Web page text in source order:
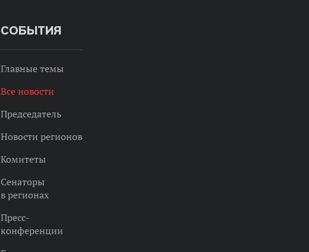
СОБЫТИЯ
Главные темы
Все новости
Председатель
Новости регионов
Комитеты
Сенаторы
в регионах
Пресс-
конференции